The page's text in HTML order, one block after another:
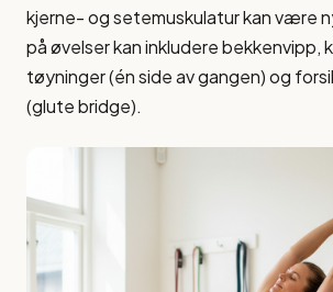
kjerne- og setemuskulatur kan være
på øvelser kan inkludere
tøyninger (én side av gangen) og
(glute bridge).